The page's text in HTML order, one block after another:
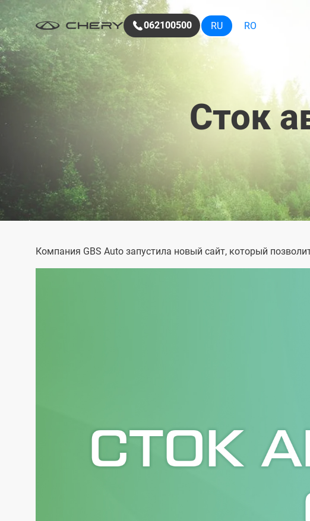
062100500 RU RO
Сток
Компания GBS Auto запустила новый сайт, который